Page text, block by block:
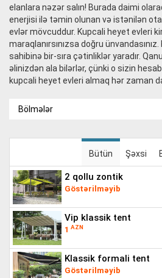
elanlara nəzər salın! Burada daimi
enerjisi ilə təmin olunan və istənilən
evlər mövcuddur. Kupcali heyet evleri
maraqlanırsınızsa doğru
sahibinə bir-sıra çətinliklər yaradır.
əlinizdən ala bilərlər, çünki o sizin
kupcali heyet evleri almaq hər zaman
Bölmələr
Bütün Şəxsi
2 qollu zontik
Göstərilməyib
vip klassik tent
1 AZN
klassik formali tent
Göstərilməyib